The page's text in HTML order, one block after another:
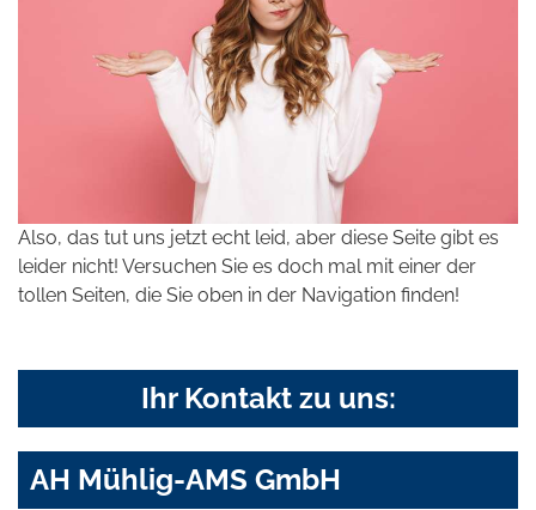
Also, das tut uns jetzt echt leid, aber diese Seite gibt es
leider nicht! Versuchen Sie es doch mal mit einer der
tollen Seiten, die Sie oben in der Navigation finden!
Ihr Kontakt zu uns:
AH Mühlig-AMS GmbH